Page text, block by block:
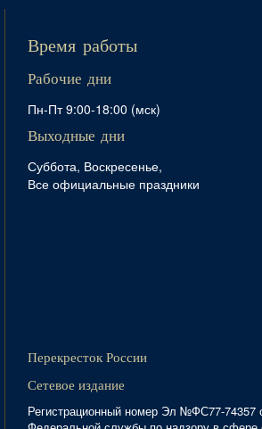
Время работы
Рабочие дни
Пн-Пт 9:00-18:00 (мск)
Выходные дни
Суббота, Воскресенье,
Все официальные праздники
Перекресток России
Сетевое издание
Регистрационный номер Эл №ФС77-74357